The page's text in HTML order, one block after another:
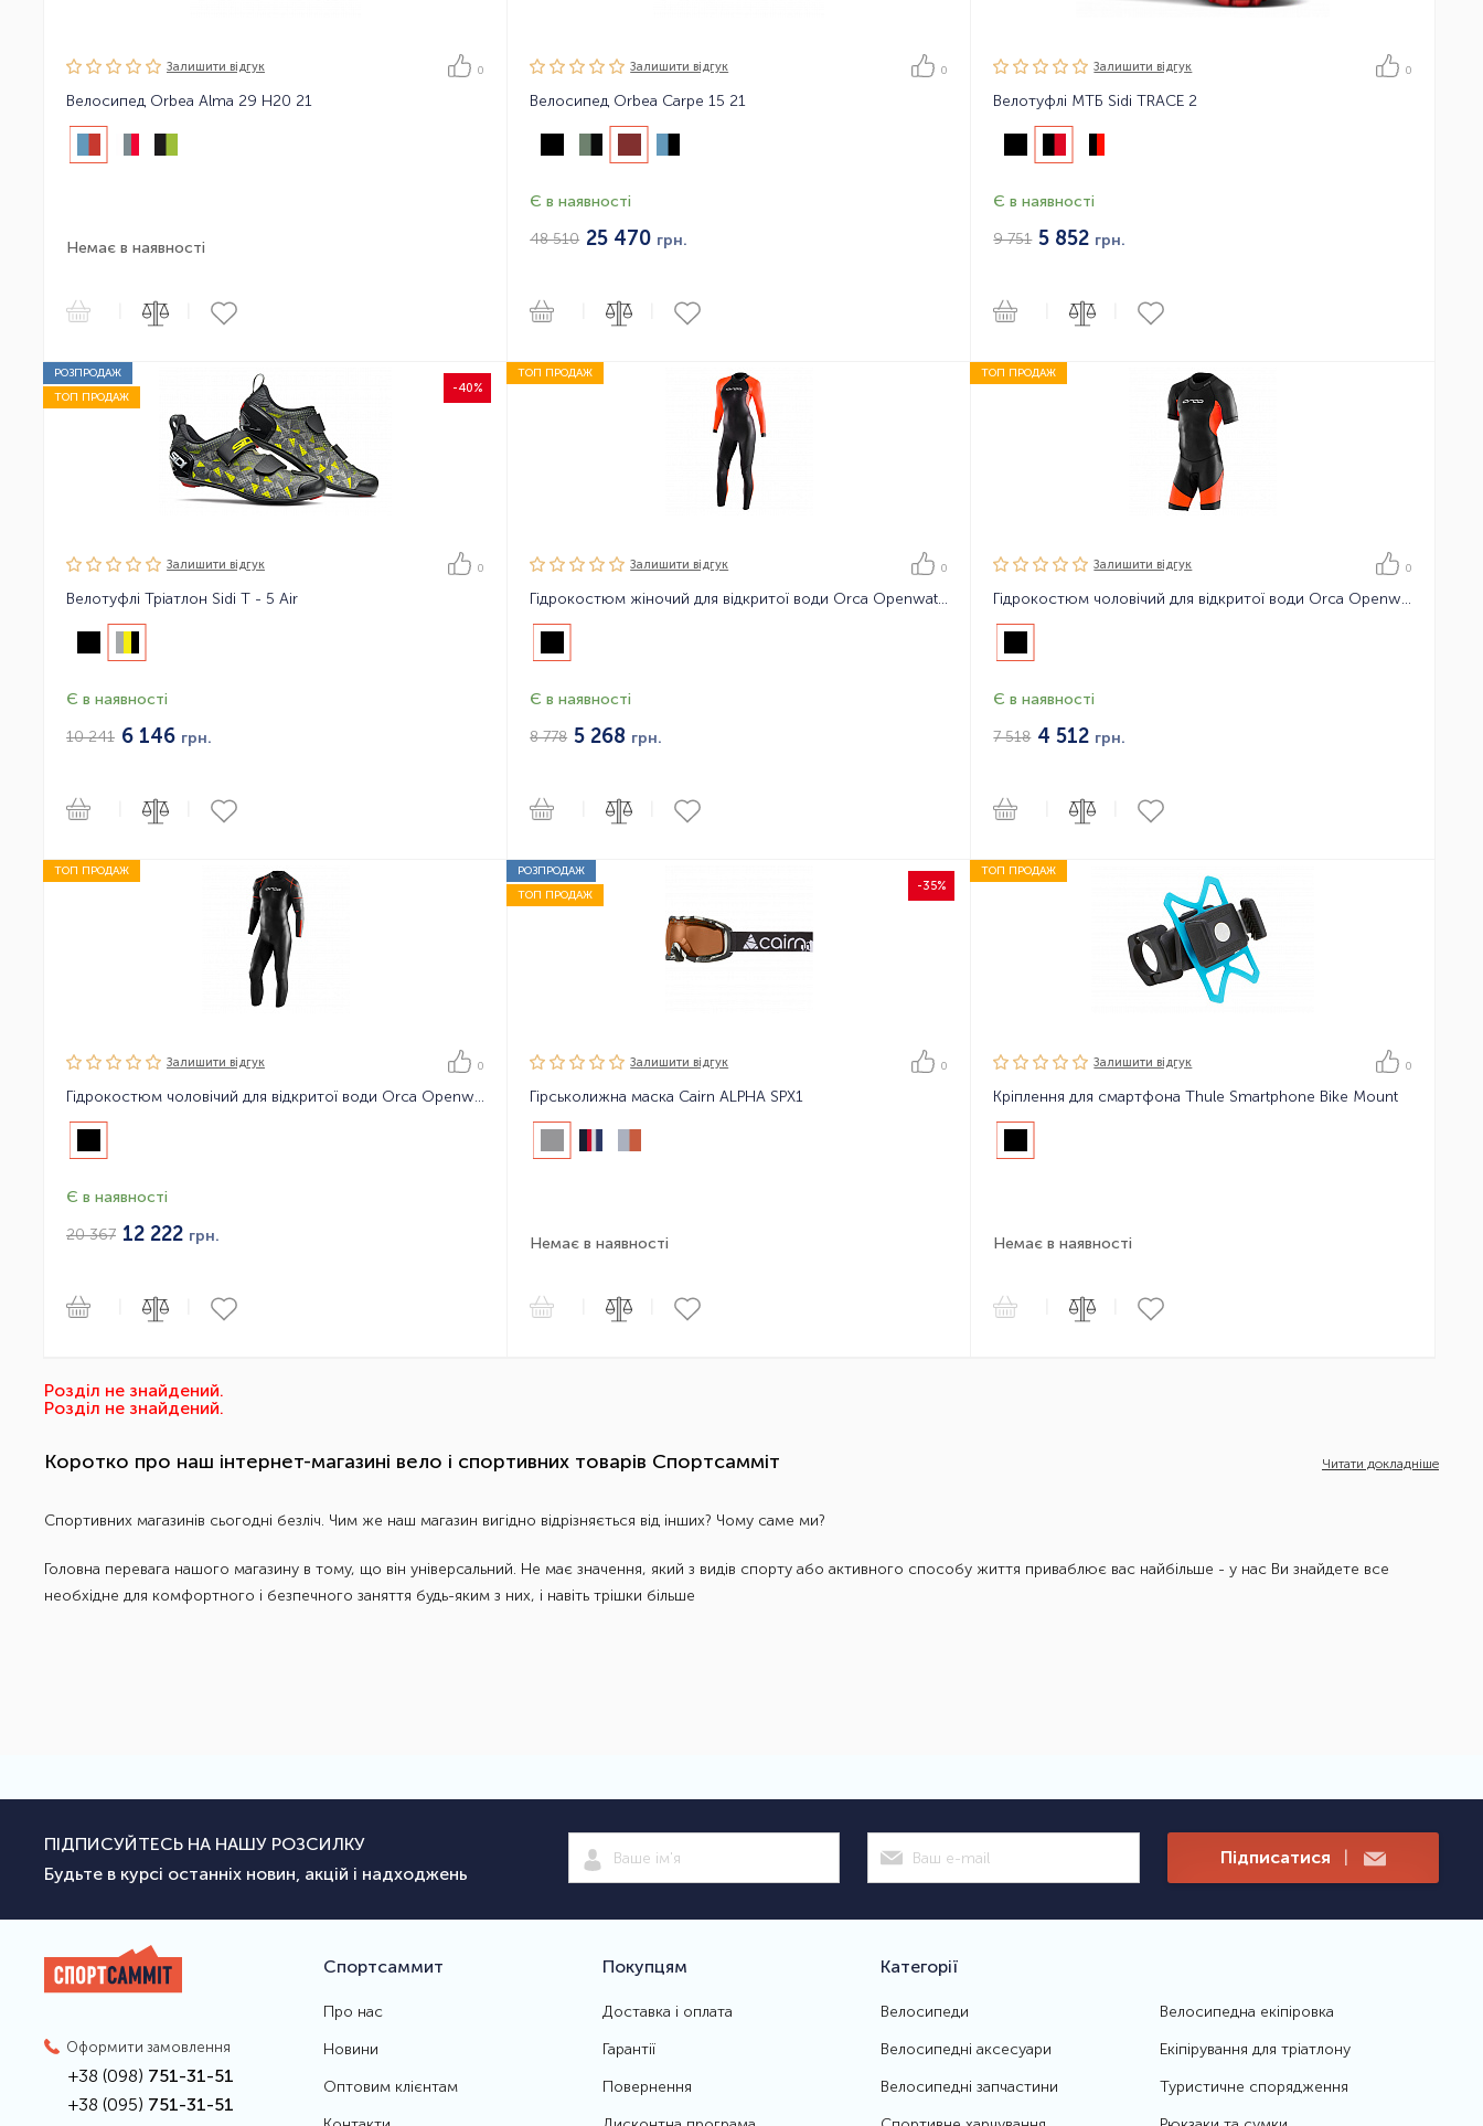
Залишити вiдгук 0
Велосипед Orbea Alma 29 H20 21
Немає в наявності
Залишити вiдгук 0
Велосипед Orbea Carpe 15 21
Є в наявності
48 510 25 470 грн.
Залишити вiдгук 0
Велотуфлі МТБ Sidi TRACE 2
Є в наявності
9 751 5 852 грн.
РОЗПРОДАЖ
-40%
ТОП ПРОДАЖ
Залишити вiдгук 0
Велотуфлі Тріатлон Sidi T - 5 Air
Є в наявності
10 241 6 146 грн.
ТОП ПРОДАЖ
Залишити вiдгук 0
Гідрокостюм жіночий для відкритої води Orca Openwater Core HI - VIS
Є в наявності
8 778 5 268 грн.
ТОП ПРОДАЖ
Залишити вiдгук 0
Гідрокостюм чоловічий для відкритої води Orca Openwater Core Swimskin Perform
Є в наявності
7 518 4 512 грн.
ТОП ПРОДАЖ
Залишити вiдгук 0
Гідрокостюм чоловічий для відкритої води Orca Openwater RS1 Thermal
Є в наявності
20 367 12 222 грн.
РОЗПРОДАЖ
-35%
ТОП ПРОДАЖ
Залишити вiдгук 0
Гірськолижна маска Cairn ALPHA SPX1
Немає в наявності
ТОП ПРОДАЖ
Залишити вiдгук 0
Кріплення для смартфона Thule Smartphone Bike Mount
Немає в наявності
Розділ не знайдений.
Розділ не знайдений.
Коротко про наш інтернет-магазині вело і спортивних товарів Спортсамміт Читати докладніше
Спортивних магазинів сьогодні безліч. Чим же наш магазин вигідно відрізняється від інших? Чому саме ми?
Головна перевага нашого магазину в тому, що він універсальний. Не має значення, який з видів спорту або активного способу життя приваблює вас найбільше - у нас Ви знайдете все
необхідне для комфортного і безпечного заняття будь-яким з них, і навіть трішки більше
ПІДПИСУЙТЕСЬ НА НАШУ РОЗСИЛКУ
Будьте в курсі останніх новин, акцій і надходжень
Підписатися |
Оформити замовлення
+38 (098) 751-31-51
+38 (095) 751-31-51
Спортсаммит
Про нас
Новини
Оптовим клієнтам
Покупцям
Доставка і оплата
Гарантії
Повернення
Категорії
Велосипеди
Велосипедні аксесуари
Велосипедні запчастини
Велосипедна екіпіровка
Екіпірування для тріатлону
Туристичне спорядження